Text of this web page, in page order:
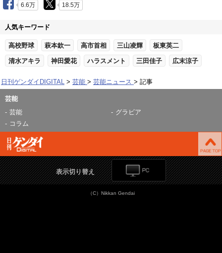
6.6万 18.5万
人気キーワード
高校野球 萩本欽一 高市首相 三山凌輝 板東英二
清水アキラ 神田愛花 ハラスメント 三田佳子 広末涼子
日刊ゲンダイDIGITAL 芸能 芸能ニュース 記事
芸能
芸能
グラビア
コラム
表示切り替え
（C）Nikkan Gendai